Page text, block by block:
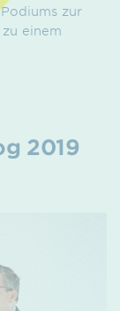
zur
einem
2019